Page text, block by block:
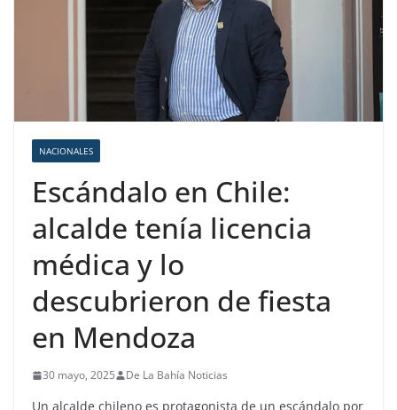
NACIONALES
Escándalo en Chile:
alcalde tenía licencia
médica y lo
descubrieron de fiesta
en Mendoza
30 mayo, 2025 De La Bahía Noticias
Un alcalde chileno es protagonista de un escándalo por